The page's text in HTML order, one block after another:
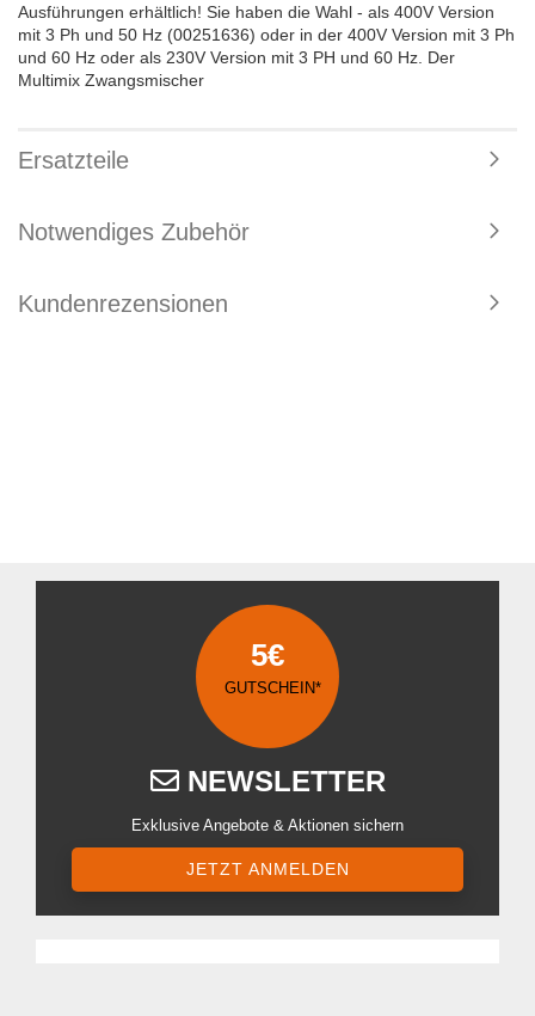
Ausführungen erhältlich! Sie haben die Wahl - als 400V Version
mit 3 Ph und 50 Hz (00251636) oder in der 400V Version mit 3 Ph
und 60 Hz oder als 230V Version mit 3 PH und 60 Hz. Der
Multimix Zwangsmischer
Ersatzteile
Notwendiges Zubehör
Kundenrezensionen
5€
GUTSCHEIN*
NEWSLETTER
Exklusive Angebote & Aktionen sichern
JETZT ANMELDEN